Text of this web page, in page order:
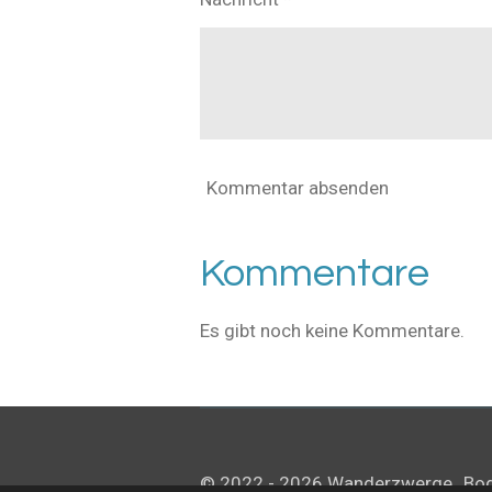
Kommentar absenden
Kommentare
Es gibt noch keine Kommentare.
© 2022 - 2026